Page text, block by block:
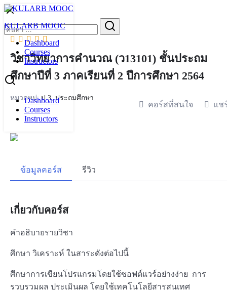
Skip
content
KULARB MOOC
Dashboard
Courses
Instructors
Dashboard
Courses
Instructors
Search
for:
วิชาวิทยาการคำนวณ (ว13101) ชั้นประถม
ศึกษาปีที่ 3 ภาคเรียนที่ 2 ปีการศึกษา 2564
หมวดหมู่:ป.3,ประถมศึกษา
คอร์สที่สนใจ แช
ข้อมูลคอร์ส รีวิว
เกี่ยวกับคอร์ส
คำอธิบายรายวิชา
ศึกษา วิเคราะห์ ในสาระดังต่อไปนี้
ศึกษาการเขียนโปรแกรมโดยใช้ซอฟต์แวร์อย่างง่าย การ
รวบรวมผล ประเมินผล โดยใช้เทคโนโลยีสารสนเทศ